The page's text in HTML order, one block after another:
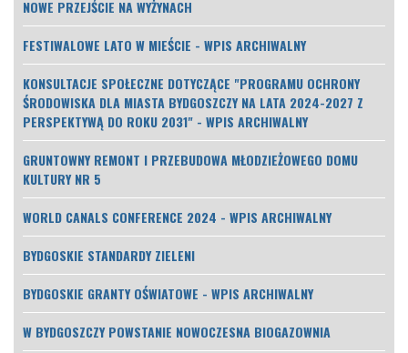
NOWE PRZEJŚCIE NA WYŻYNACH
FESTIWALOWE LATO W MIEŚCIE - WPIS ARCHIWALNY
KONSULTACJE SPOŁECZNE DOTYCZĄCE "PROGRAMU OCHRONY
ŚRODOWISKA DLA MIASTA BYDGOSZCZY NA LATA 2024-2027 Z
PERSPEKTYWĄ DO ROKU 2031" - WPIS ARCHIWALNY
GRUNTOWNY REMONT I PRZEBUDOWA MŁODZIEŻOWEGO DOMU
KULTURY NR 5
WORLD CANALS CONFERENCE 2024 - WPIS ARCHIWALNY
BYDGOSKIE STANDARDY ZIELENI
BYDGOSKIE GRANTY OŚWIATOWE - WPIS ARCHIWALNY
W BYDGOSZCZY POWSTANIE NOWOCZESNA BIOGAZOWNIA